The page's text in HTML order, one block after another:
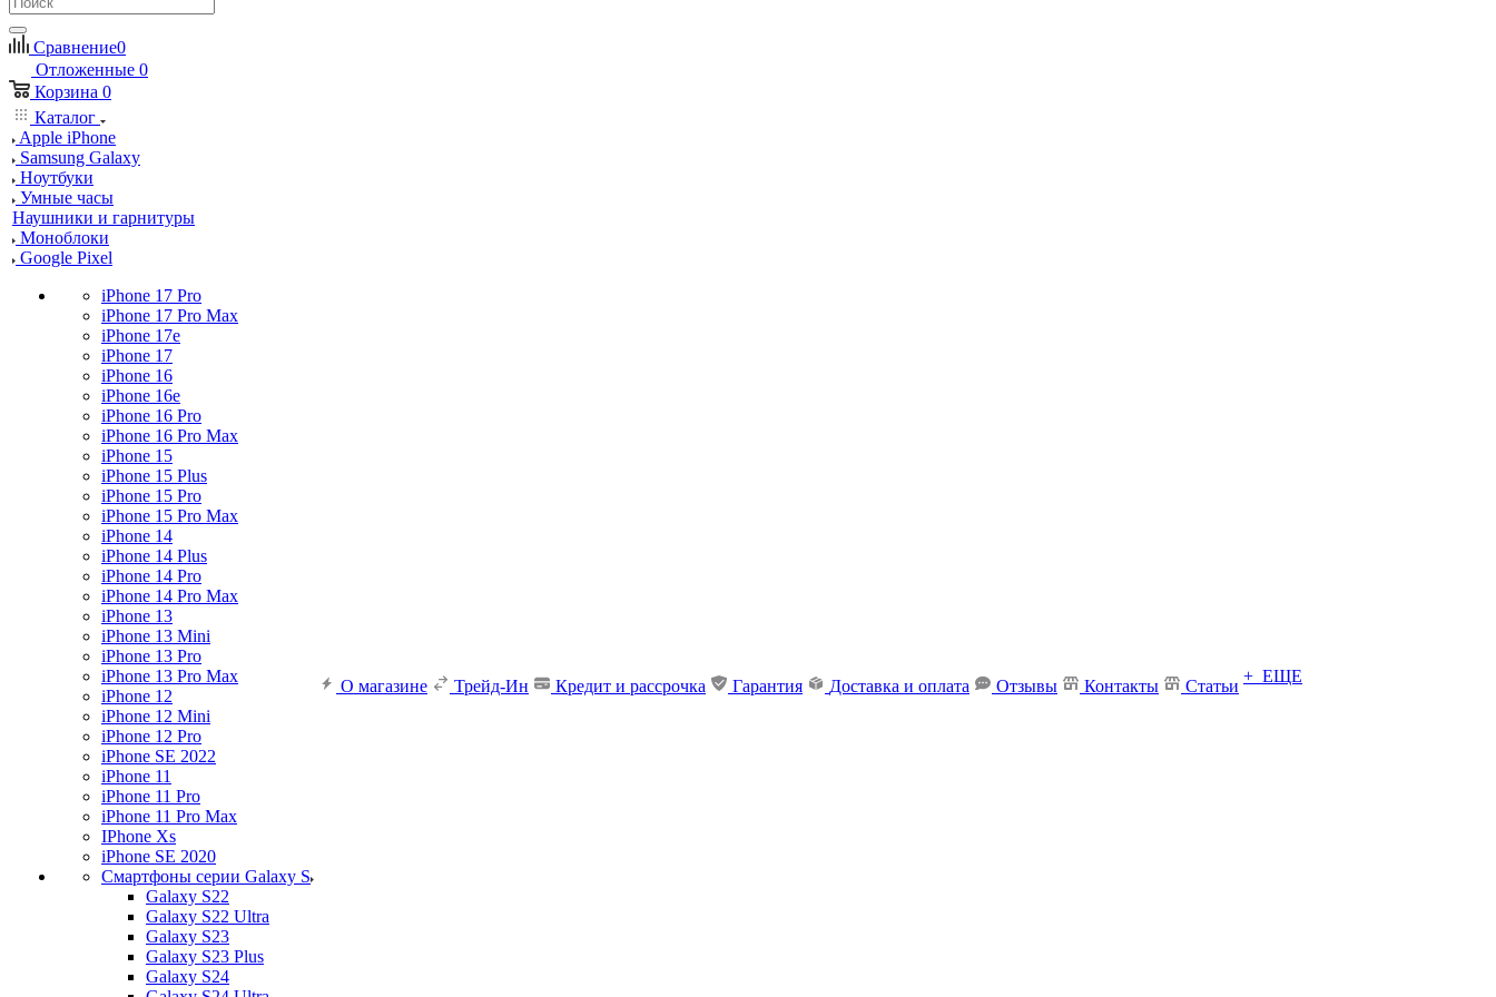
Сравнение0
Отложенные 0
Корзина 0
Каталог
Apple iPhone
Samsung Galaxy
Ноутбуки
Умные часы
Наушники и гарнитуры
Моноблоки
Google Pixel
iPhone 17 Pro
iPhone 17 Pro Max
iPhone 17e
iPhone 17
iPhone 16
iPhone 16e
iPhone 16 Pro
iPhone 16 Pro Max
iPhone 15
iPhone 15 Plus
iPhone 15 Pro
iPhone 15 Pro Max
iPhone 14
iPhone 14 Plus
iPhone 14 Pro
iPhone 14 Pro Max
iPhone 13
iPhone 13 Mini
iPhone 13 Pro
iPhone 13 Pro Max
iPhone 12
iPhone 12 Mini
iPhone 12 Pro
iPhone SE 2022
iPhone 11
iPhone 11 Pro
iPhone 11 Pro Max
IPhone Xs
iPhone SE 2020
Смартфоны серии Galaxy S
Galaxy S22
Galaxy S22 Ultra
Galaxy S23
Galaxy S23 Plus
Galaxy S24
О магазине Трейд-Ин Кредит и рассрочка Гарантия Доставка и оплата Отзывы Контакты Статьи
+ ЕЩЕ